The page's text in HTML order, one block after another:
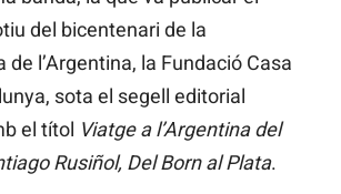
del bicentenari de la
de l’Argentina, la Fundació Casa
sota el segell editorial
el títol Viatge a l’Argentina del
Rusiñol, Del Born al Plata.